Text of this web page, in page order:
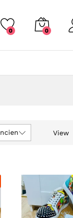
0 0
View